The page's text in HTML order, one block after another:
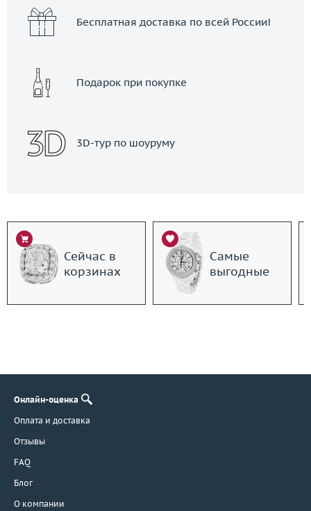
Бесплатная доставка по всей России!
Подарок при покупке
3D-тур по шоуруму
Сейчас в
корзинах
Самые
выгодные
Онлайн-оценка
Оплата и доставка
Отзывы
FAQ
Блог
О компании